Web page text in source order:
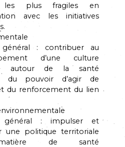
les plus fragiles en
avec les initiatives
général : contribuer au
d’une culture
autour de la santé
du pouvoir d’agir de
du renforcement du lien
général : impulser et
une politique territoriale
de santé